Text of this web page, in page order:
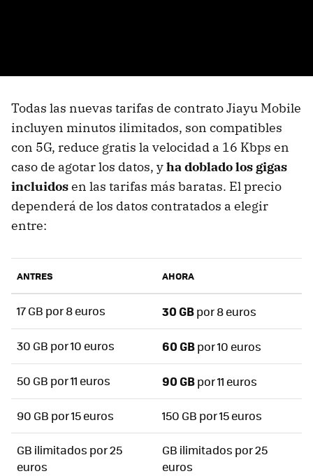
Todas las nuevas tarifas de contrato Jiayu Mobile
incluyen minutos ilimitados, son compatibles
con 5G, reduce gratis la velocidad a 16 Kbps en
caso de agotar los datos, yha doblado los gigas
incluidosen las tarifas más baratas. El precio
dependerá de los datos contratados a elegir
entre:
ANTRES AHORA
17 GB por 8 euros 30 GBpor 8 euros
30 GB por 10 euros 60 GBpor 10 euros
50 GB por 11 euros 90 GBpor 11 euros
90 GB por 15 euros 150 GB por 15 euros
GB ilimitados por 25
euros
GB ilimitados por 25
euros